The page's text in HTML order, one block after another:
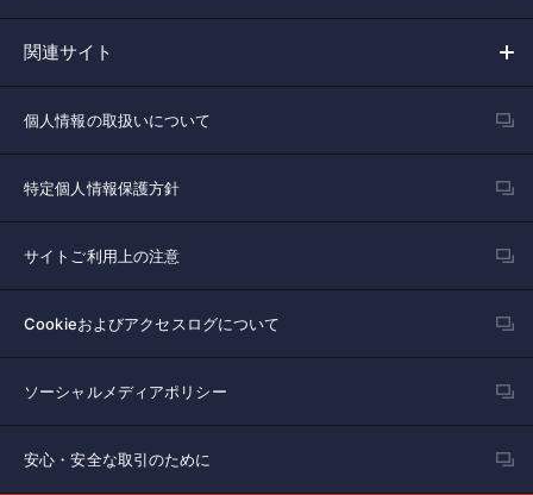
関連サイト
個人情報の取扱いについて
特定個人情報保護方針
サイトご利用上の注意
Cookieおよびアクセスログについて
ソーシャルメディアポリシー
安心・安全な取引のために